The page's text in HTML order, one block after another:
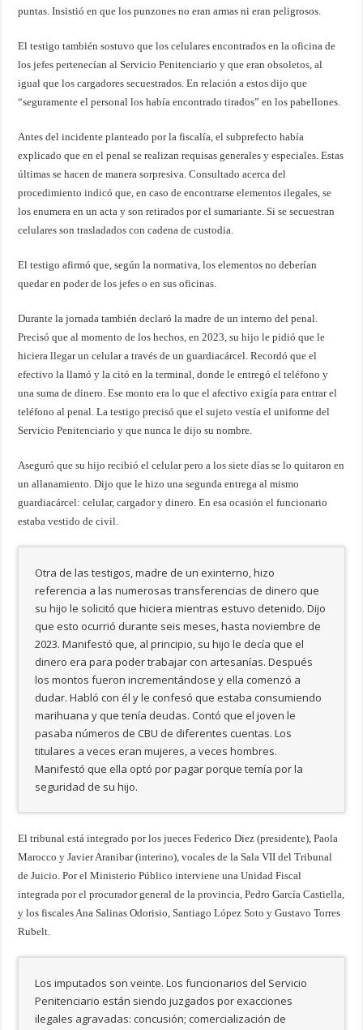
puntas. Insistió en que los punzones no eran armas ni eran peligrosos.
El testigo también sostuvo que los celulares encontrados en la oficina de
los jefes pertenecían al Servicio Penitenciario y que eran obsoletos, al
igual que los cargadores secuestrados. En relación a estos dijo que
“seguramente el personal los había encontrado tirados” en los pabellones.
Antes del incidente planteado por la fiscalía, el subprefecto había
explicado que en el penal se realizan requisas generales y especiales. Estas
últimas se hacen de manera sorpresiva. Consultado acerca del
procedimiento indicó que, en caso de encontrarse elementos ilegales, se
los enumera en un acta y son retirados por el sumariante. Si se secuestran
celulares son trasladados con cadena de custodia.
El testigo afirmó que, según la normativa, los elementos no deberían
quedar en poder de los jefes o en sus oficinas.
Durante la jornada también declaró la madre de un interno del penal.
Precisó que al momento de los hechos, en 2023, su hijo le pidió que le
hiciera llegar un celular a través de un guardiacárcel. Recordó que el
efectivo la llamó y la citó en la terminal, donde le entregó el teléfono y
una suma de dinero. Ese monto era lo que el afectivo exigía para entrar el
teléfono al penal. La testigo precisó que el sujeto vestía el uniforme del
Servicio Penitenciario y que nunca le dijo su nombre.
Aseguró que su hijo recibió el celular pero a los siete días se lo quitaron en
un allanamiento. Dijo que le hizo una segunda entrega al mismo
guardiacárcel: celular, cargador y dinero. En esa ocasión el funcionario
estaba vestido de civil.
Otra de las testigos, madre de un exinterno, hizo
referencia a las numerosas transferencias de dinero que
su hijo le solicitó que hiciera mientras estuvo detenido. Dijo
que esto ocurrió durante seis meses, hasta noviembre de
2023. Manifestó que, al principio, su hijo le decía que el
dinero era para poder trabajar con artesanías. Después
los montos fueron incrementándose y ella comenzó a
dudar. Habló con él y le confesó que estaba consumiendo
marihuana y que tenía deudas. Contó que el joven le
pasaba números de CBU de diferentes cuentas. Los
titulares a veces eran mujeres, a veces hombres.
Manifestó que ella optó por pagar porque temía por la
seguridad de su hijo.
El tribunal está integrado por los jueces Federico Diez (presidente), Paola
Marocco y Javier Aranibar (interino), vocales de la Sala VII del Tribunal
de Juicio. Por el Ministerio Público interviene una Unidad Fiscal
integrada por el procurador general de la provincia, Pedro García Castiella,
y los fiscales Ana Salinas Odorisio, Santiago López Soto y Gustavo Torres
Rubelt.
Los imputados son veinte. Los funcionarios del Servicio
Penitenciario están siendo juzgados por exacciones
ilegales agravadas: concusión; comercialización de